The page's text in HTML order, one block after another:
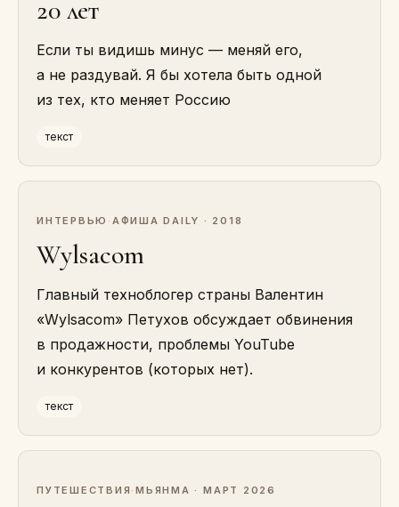
20 лет
Если ты видишь минус — меняй его,
а не раздувай. Я бы хотела быть одной
из тех, кто меняет Россию
текст
ИНТЕРВЬЮ · АФИША DAILY · 2018
Wylsacom
Главный техноблогер страны Валентин
«Wylsacom» Петухов обсуждает обвинения
в продажности, проблемы YouTube
и конкурентов (которых нет).
текст
ПУТЕШЕСТВИЯ ·МЬЯНМА · МАРТ 2026